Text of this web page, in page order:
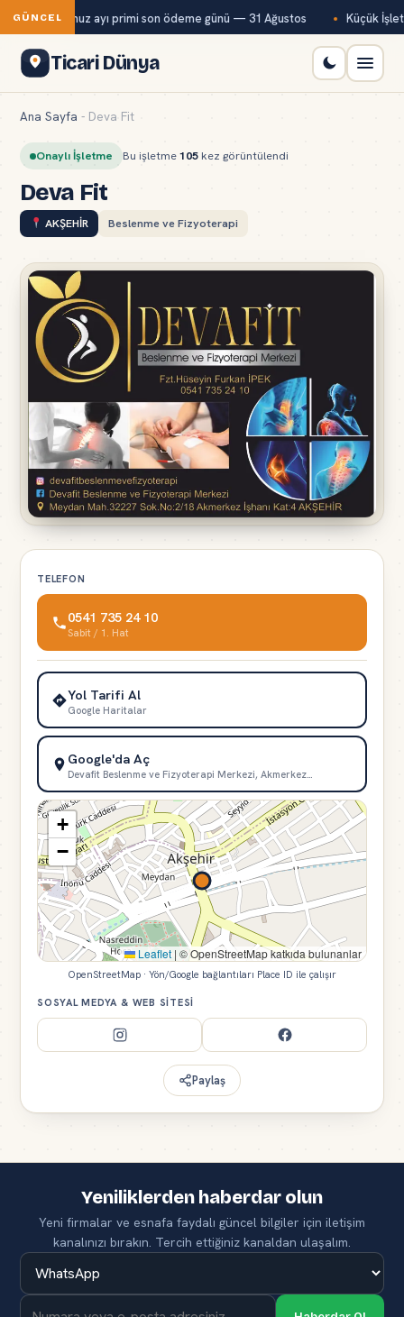
GÜNCEL
Kur temmuz ayı primi son ödeme günü — 31 Ağustos Küçük
Ticari Dünya
Ana Sayfa - Deva Fit
Onaylı İşletme Bu işletme105 kez görüntülendi
Deva Fit
AKŞEHİR Beslenme ve Fizyoterapi
TELEFON
0541 735 24 10
Sabit / 1. Hat
Yol Tarifi Al
Google Haritalar
Google'da Aç
Devafit Beslenme ve Fizyoterapi Merkezi, Akmerkez…
+
−
Leaflet | © OpenStreetMap katkıda bulunanlar
OpenStreetMap · Yön/Google bağlantıları Place ID ile çalışır
SOSYAL MEDYA & WEB SITESI
Paylaş
Yeniliklerden haberdar olun
Yeni firmalar ve esnafa faydalı güncel bilgiler için iletişim
kanalınızı bırakın. Tercih ettiğiniz kanaldan ulaşalım.